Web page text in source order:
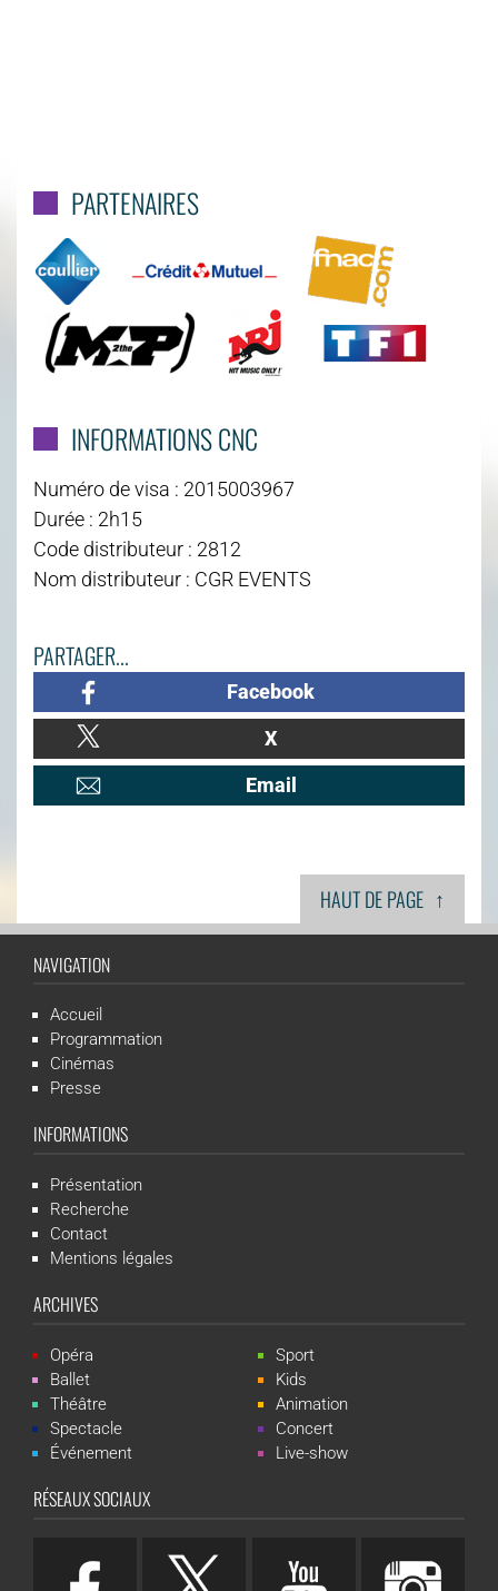
PARTENAIRES
INFORMATIONS CNC
Numéro de visa : 2015003967
Durée : 2h15
Code distributeur : 2812
Nom distributeur : CGR EVENTS
PARTAGER...
Facebook
X
Email
HAUT DE PAGE ↑
NAVIGATION
Accueil
Programmation
Cinémas
Presse
INFORMATIONS
Présentation
Recherche
Contact
Mentions légales
ARCHIVES
Opéra
Ballet
Théâtre
Spectacle
Événement
Sport
Kids
Animation
Concert
Live-show
RÉSEAUX SOCIAUX